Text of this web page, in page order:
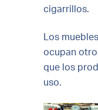
cigarrillos.
Los
ocupan
que los
uso.